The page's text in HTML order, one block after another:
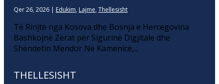
Qer 26, 2026 | Edukim, Lajme, Thellesisht
Të Rinjtë nga Kosova dhe Bosnja e Hercegovina
Bashkojnë Zërat për Sigurinë Digjitale dhe
Shëndetin Mendor Në Kamenicë,...
THELLESISHT